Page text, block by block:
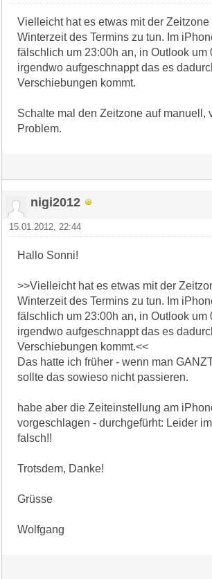
Vielleicht hat es etwas mit der Zeitzone
Winterzeit des Termins zu tun. Im
fälschlich um 23:00h an, in Outlook um
irgendwo aufgeschnappt das es
Verschiebungen kommt.
Schalte mal den Zeitzone auf manuell,
Problem.
nigi2012
15.01.2012, 22:44
Hallo Sonni!
>>Vielleicht hat es etwas mit der
Winterzeit des Termins zu tun. Im
fälschlich um 23:00h an, in Outlook um
irgendwo aufgeschnappt das es
Verschiebungen kommt.<<
Das hatte ich früher - wenn man
sollte das sowieso nicht passieren.
habe aber die Zeiteinstellung am
vorgeschlagen - durchgefürht: Leider
falsch!!
Trotsdem, Danke!
Grüsse
Wolfgang